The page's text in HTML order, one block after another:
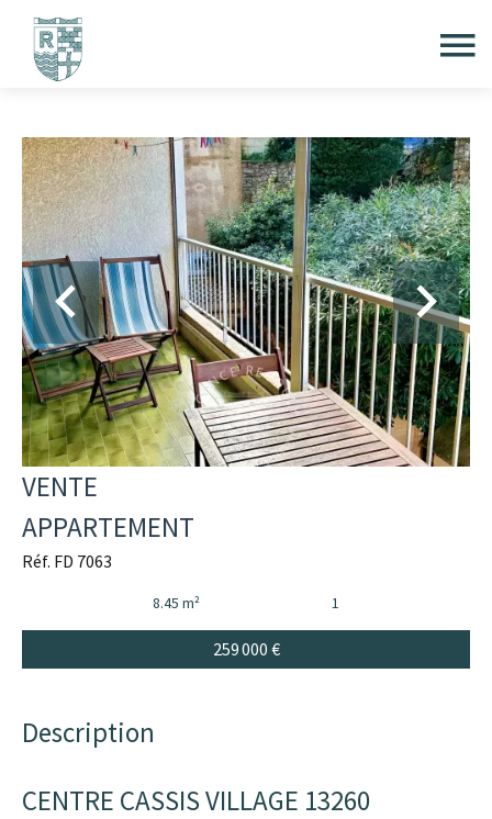
VENTE
APPARTEMENT
Réf. FD 7063
8.45 m² 1
259 000 €
Description
CENTRE CASSIS VILLAGE 13260